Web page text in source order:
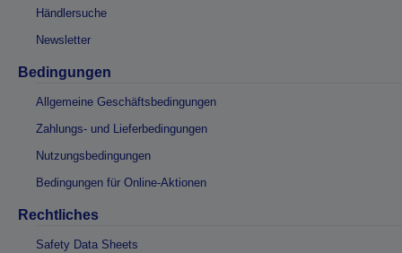
Händlersuche
Newsletter
Bedingungen
Allgemeine Geschäftsbedingungen
Zahlungs- und Lieferbedingungen
Nutzungsbedingungen
Bedingungen für Online-Aktionen
Rechtliches
Safety Data Sheets